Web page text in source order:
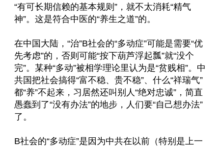
“有可长期信赖的基本规则”，就不太消耗“精气
神”。这是符合中医的“养生之道”的。
在中国大陆，“治”B社会的“多动症”可能是需要“优
先考虑”的，否则可能“按下葫芦浮起瓢”就“没个
完”。某种“多动”被相学理论里认为是“贫贱相”。中
共国把社会搞得“富不稳、贵不稳”、什么“祥瑞气”
都“养”不起来，习居然还叫别人“绝对忠诚”，简直
愚蠢到了“没有办法”的地步，人们要“自己想办法”
了。
B社会的“多动症”是因为中共在以前（特别是上一